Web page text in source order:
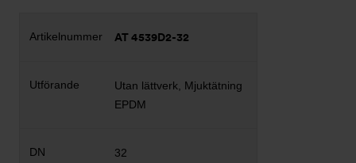
AT 4539D2-32
Utan lättverk, Mjuktätning
EPDM
32